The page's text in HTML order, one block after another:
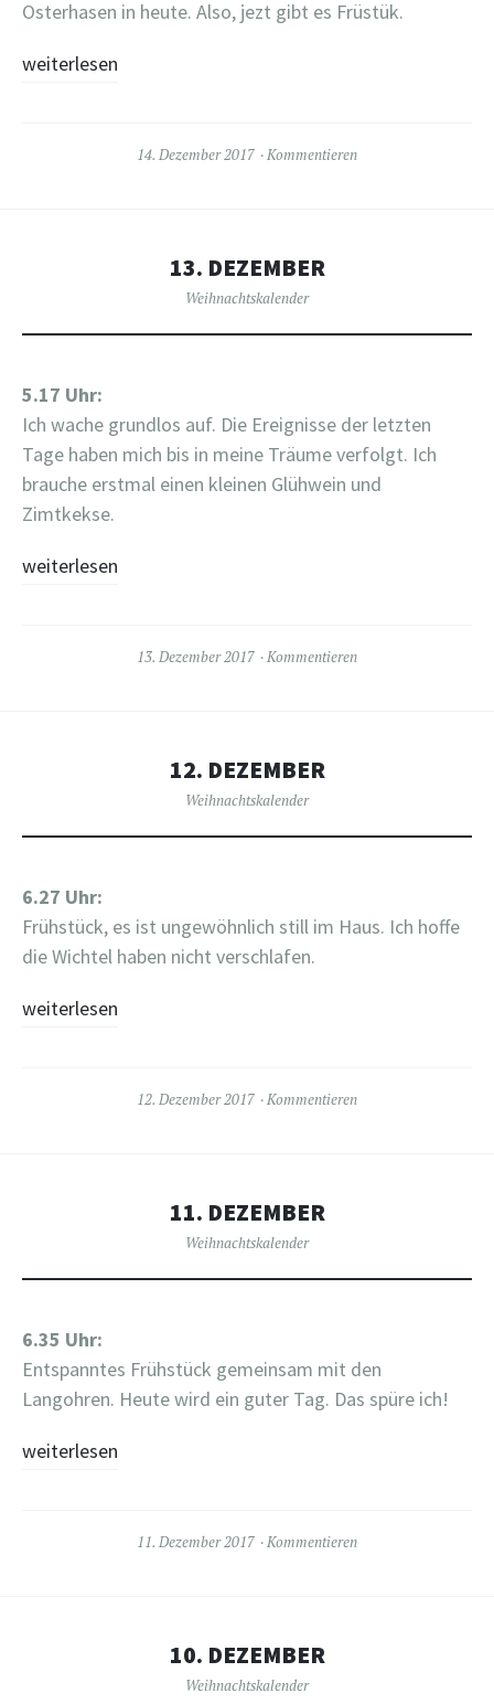
Osterhasen in heute. Also, jezt gibt es Früstük.
weiterlesen
14. Dezember 2017 Kommentieren
13. DEZEMBER
Weihnachtskalender
5.17 Uhr:
Ich wache grundlos auf. Die Ereignisse der letzten
Tage haben mich bis in meine Träume verfolgt. Ich
brauche erstmal einen kleinen Glühwein und
Zimtkekse.
weiterlesen
13. Dezember 2017 Kommentieren
12. DEZEMBER
Weihnachtskalender
6.27 Uhr:
Frühstück, es ist ungewöhnlich still im Haus. Ich hoffe
die Wichtel haben nicht verschlafen.
weiterlesen
12. Dezember 2017 Kommentieren
11. DEZEMBER
Weihnachtskalender
6.35 Uhr:
Entspanntes Frühstück gemeinsam mit den
Langohren. Heute wird ein guter Tag. Das spüre ich!
weiterlesen
11. Dezember 2017 Kommentieren
10. DEZEMBER
Weihnachtskalender